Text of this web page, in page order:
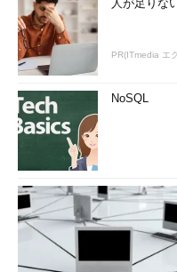
人が足りな
PR(ITmedia エ
NoSQL